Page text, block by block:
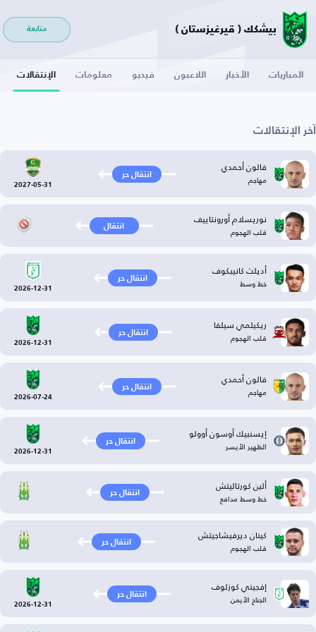
بيشكك ( قيرغيزستان ) متابعة
المباريات الأخبار اللاعبون فيديو معلومات الإنتقالات
آخر الإنتقالات
فالون أحمدي
مهاجم انتقال حر
2027-05-31
نوريسلام أورونتاييف
قلب الهجوم انتقال
أديلت كانيبكوف
خط وسط انتقال حر
2026-12-31
ريكيلمي سيلفا
قلب الهجوم انتقال حر
2026-12-31
فالون أحمدي
مهاجم انتقال حر
2026-07-24
إيسنبيك أوسون أوولو
الظهير الأيسر انتقال حر
2026-12-31
ألين كورتاليتش
خط وسط مدافع انتقال حر
كينان ديرفيشاجيتش
قلب الهجوم انتقال حر
إفجيني كوزلوف
الجناح الأيمن انتقال حر
2026-12-31